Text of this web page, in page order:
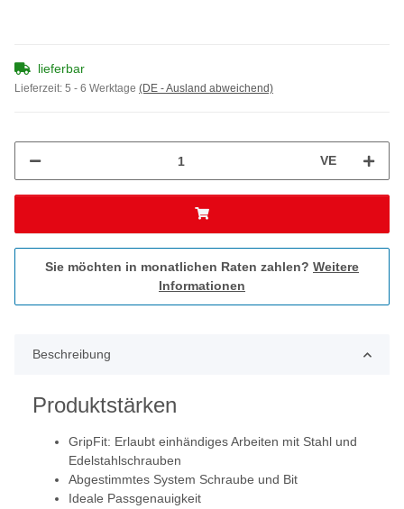
lieferbar
Lieferzeit: 5 - 6 Werktage (DE - Ausland abweichend)
VE
Sie möchten in monatlichen Raten zahlen? Weitere
Informationen
Beschreibung
Produktstärken
GripFit: Erlaubt einhändiges Arbeiten mit Stahl und
Edelstahlschrauben
Abgestimmtes System Schraube und Bit
Ideale Passgenauigkeit